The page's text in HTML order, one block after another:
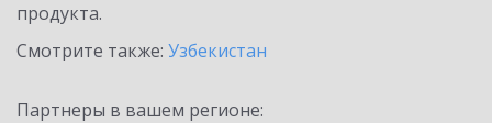
продукта.
Смотрите также: Узбекистан
Партнеры в вашем регионе: